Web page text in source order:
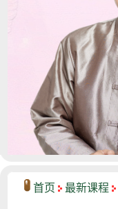
首页 最新课程